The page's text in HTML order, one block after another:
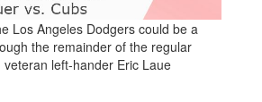
Los Angeles Dodgers could be a
the remainder of the regular
left-hander Eric Laue